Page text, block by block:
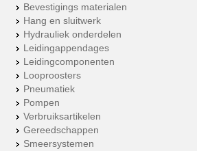
Bevestigings materialen
Hang en sluitwerk
Hydrauliek onderdelen
Leidingappendages
Leidingcomponenten
Looproosters
Pneumatiek
Pompen
Verbruiksartikelen
Gereedschappen
Smeersystemen